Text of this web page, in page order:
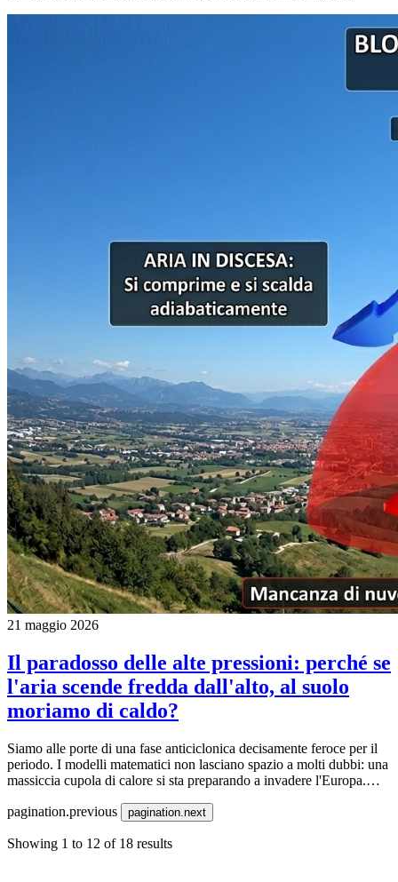
21 maggio 2026
Il paradosso delle alte pressioni: perché se
l'aria scende fredda dall'alto, al suolo
moriamo di caldo?
Siamo alle porte di una fase anticiclonica decisamente feroce per il
periodo. I modelli matematici non lasciano spazio a molti dubbi: una
massiccia cupola di calore si sta preparando a invadere l'Europa.
storico l'Europa Occidentale oltre le Alpi — con scarti termici
Cornovaglia — anche le nostre zone faranno i conti con la prima
pagination.previous pagination.next
Showing 1 to 12 of 18 results